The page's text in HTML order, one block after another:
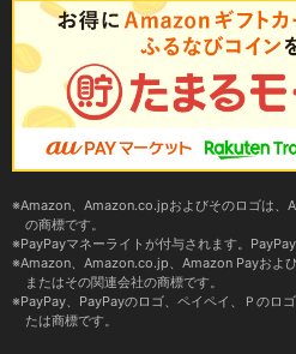
Amazon、Amazon.co.jpおよびそのロゴは、
の商標です。
PayPayマネーライトが付与されます。
Amazon、Amazon.co.jp、Amazon Payおよ
またはその関連会社の商標です。
PayPay、PayPayのロゴ、ペイペイ、Ｐのロ
たは商標です。